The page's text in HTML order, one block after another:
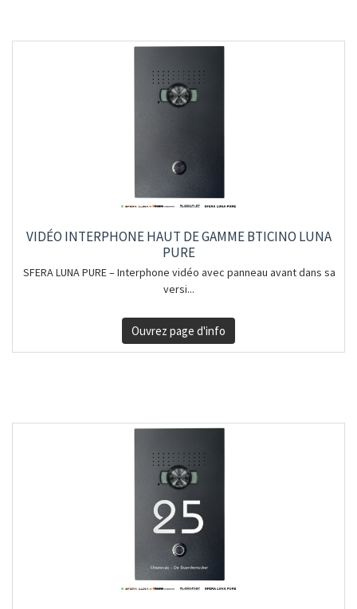
VIDÉO INTERPHONE HAUT DE GAMME BTICINO LUNA
PURE
SFERA LUNA PURE – Interphone vidéo avec panneau avant dans sa
versi...
Ouvrez page d'info